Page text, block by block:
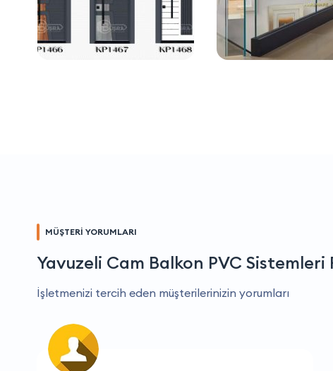
MÜŞTERİ YORUMLARI
Yavuzeli Cam Balkon PVC Sistemleri
İşletmenizi tercih eden müşterilerinizin yorumları